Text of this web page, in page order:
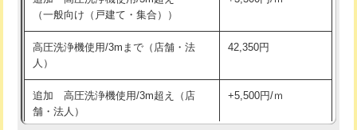
※給水管工事は20mmまでの価格です。
給水管工事※（保温材使用（バンド止
め込み）)
5,500円
給水管工事※（土の掘削・埋め戻し作
業)
11,000円
（一般向け（戸建て・集合））
高圧洗浄機使用/3mまで（店舗・法
人）
42,350円
追加 高圧洗浄機使用/3m超え（店
舗・法人）
+5,500円/ｍ